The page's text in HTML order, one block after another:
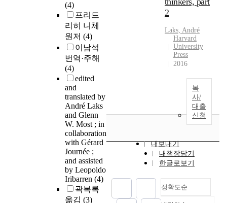
(4)
프리드
리히 니체
원저 (4)
이남석
번역·주해
(4)
edited
and
translated by
André Laks
and Glenn
W. Most ; in
collaboration
with Gérard
Journée ;
and assisted
by Leopoldo
Iribarren (4)
곽복록
옮김 (3)
2
Laks, André
Harvard
University
Press
2016
복
사/
대출
신청
내보내기
내책장담기
한글로보기
정확도순